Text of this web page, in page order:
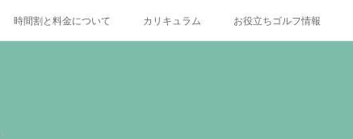
時間割と料金について カリキュラム お役立ちゴルフ情報